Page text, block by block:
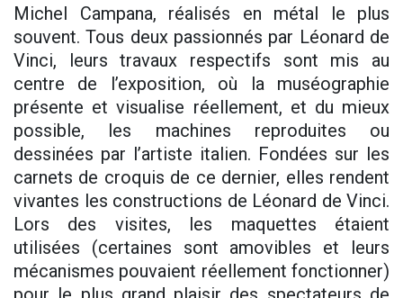
Michel Campana, réalisés en métal le plus
souvent. Tous deux passionnés par Léonard de
Vinci, leurs travaux respectifs sont mis au
centre de l’exposition, où la muséographie
présente et visualise réellement, et du mieux
possible, les machines reproduites ou
dessinées par l’artiste italien. Fondées sur les
carnets de croquis de ce dernier, elles rendent
vivantes les constructions de Léonard de Vinci.
Lors des visites, les maquettes étaient
utilisées (certaines sont amovibles et leurs
mécanismes pouvaient réellement fonctionner)